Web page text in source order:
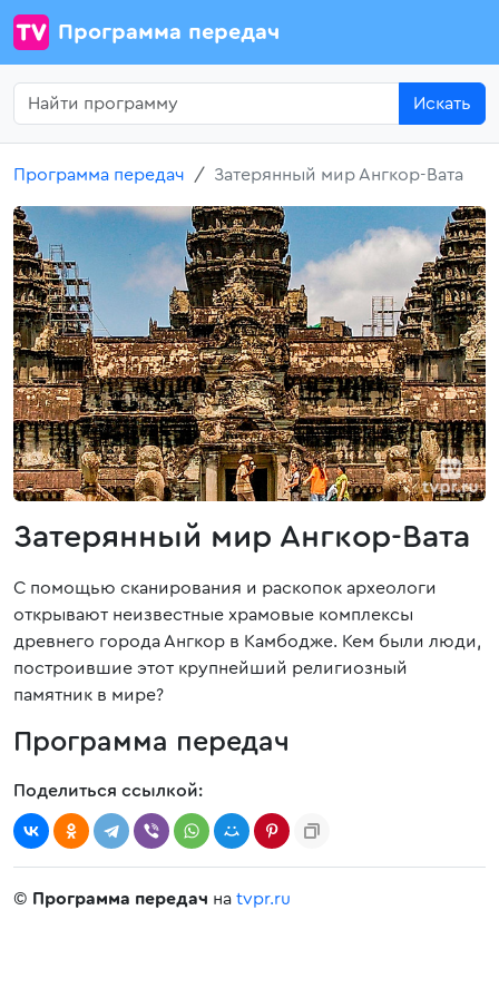
Программа передач
Искать
Программа передач Затерянный мир Ангкор-Вата
Затерянный мир Ангкор-Вата
С помощью сканирования и раскопок археологи
открывают неизвестные храмовые комплексы
древнего города Ангкор в Камбодже. Кем были люди,
построившие этот крупнейший религиозный
памятник в мире?
Программа передач
Поделиться ссылкой:
© Программа передач на tvpr.ru